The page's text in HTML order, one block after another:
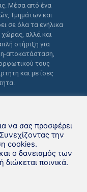
Μέσα από ένα
Τμημάτων και
σε όλα τα ενήλικα
αλλά και
στήριξη για
αποκατάσταση,
τους
και με ίσες
Φάρου
© 2021
να σας προσφέρει
την
cookies.
ο δανεισμός των
διώκεται ποινικά.